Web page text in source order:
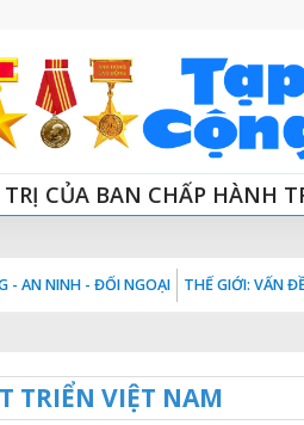
CỦA BAN CHẤP HÀNH
- AN NINH - ĐỐI NGOẠI THẾ GIỚI: VẤN
TRIỂN VIỆT NAM